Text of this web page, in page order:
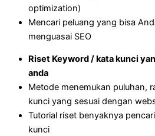
optimization)
Mencari peluang yang bisa
menguasai SEO
Riset Keyword / kata kunci
anda
Metode menemukan puluhan,
kunci yang sesuai dengan
Tutorial riset benyaknya
kunci